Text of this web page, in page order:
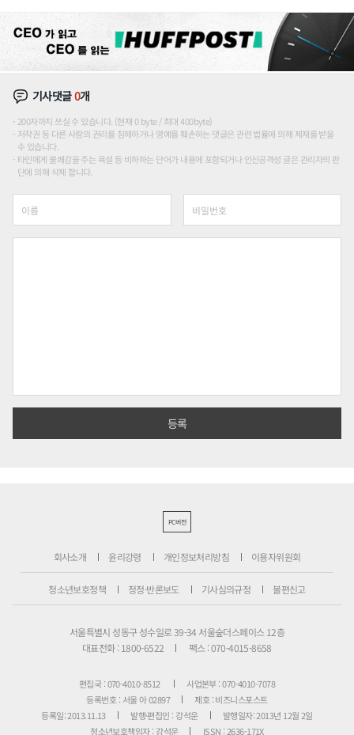
기사댓글0개
200자까지 쓰실 수 있습니다. (현재 0 byte / 최대 400byte)
저작권 등 다른 사람의 권리를 침해하거나 명예를 훼손하는 댓글은 관련 법률에 의해 제재를 받을
수 있습니다.
타인에게 불쾌감을 주는 욕설 등 비하하는 단어가 내용에 포함되거나 인신공격성 글은 관리자의 판
단에 의해 삭제 합니다.
PC버전
회사소개 윤리강령 개인정보처리방침 이용자위원회
청소년보호정책 정정·반론보도 기사심의규정 불편신고
서울특별시 성동구 성수일로 39-34 서울숲더스페이스 12층
대표전화 : 1800-6522
팩스 : 070-4015-8658
편집국 : 070-4010-8512
사업본부 : 070-4010-7078
등록번호 : 서울 아 02897
제호 : 비즈니스포스트
등록일: 2013.11.13
발행·편집인 : 강석운
발행일자: 2013년 12월 2일
청소년보호책임자 : 강석운
ISSN : 2636-171X